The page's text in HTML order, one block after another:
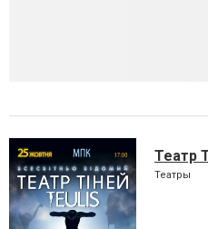
Театр
Театры